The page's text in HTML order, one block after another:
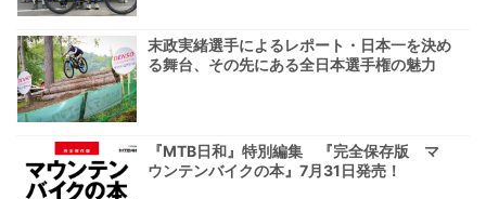
末政実緒選手によるレポート・日本一を決め
る舞台、その先にある全日本選手権の魅力
『MTB日和』特別編集 『完全保存版 マ
ウンテンバイクの本』7月31日発売！